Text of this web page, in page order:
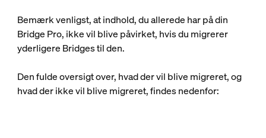
Bemærk venligst, at indhold, du allerede har på din
Bridge Pro, ikke vil blive påvirket, hvis du migrerer
yderligere Bridges til den.
Den fulde oversigt over, hvad der vil blive migreret, og
hvad der ikke vil blive migreret, findes nedenfor: